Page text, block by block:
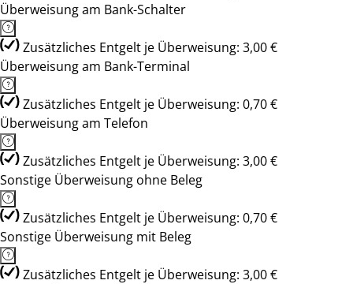
Überweisung am Bank-Schalter
Zusätzliches Entgelt je Überweisung: 3,00 €
Überweisung am Bank-Terminal
Zusätzliches Entgelt je Überweisung: 0,70 €
Überweisung am Telefon
Zusätzliches Entgelt je Überweisung: 3,00 €
Sonstige Überweisung ohne Beleg
Zusätzliches Entgelt je Überweisung: 0,70 €
Sonstige Überweisung mit Beleg
Zusätzliches Entgelt je Überweisung: 3,00 €